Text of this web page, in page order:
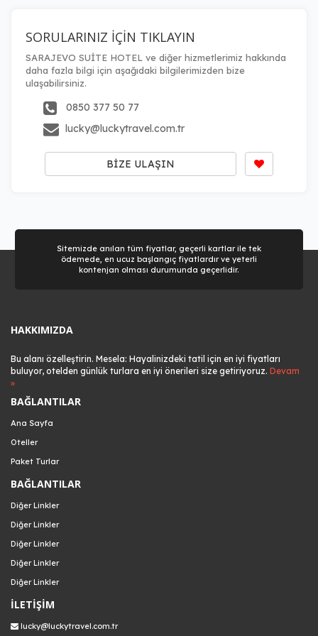
Tercihleri Kaydet
SORULARINIZ İÇİN TIKLAYIN
SARAJEVO SUİTE HOTEL ve diğer hizmetlerimiz hakkında
daha fazla bilgi için aşağıdaki bilgilerimizden bize
ulaşabilirsiniz.
0850 377 50 77
lucky@luckytravel.com.tr
BİZE ULAŞIN
Sitemizde anılan tüm fiyatlar, geçerli kartlar ile tek
ödemede, en ucuz başlangıç fiyatlardır ve yeterli
kontenjan olması durumunda geçerlidir.
HAKKIMIZDA
Bu alanı özelleştirin. Mesela: Hayalinizdeki tatil için en iyi fiyatları
buluyor, otelden günlük turlara en iyi önerileri size getiriyoruz. Devam
»
BAĞLANTILAR
Ana Sayfa
Oteller
Paket Turlar
BAĞLANTILAR
Diğer Linkler
Diğer Linkler
Diğer Linkler
Diğer Linkler
Diğer Linkler
İLETİŞİM
lucky@luckytravel.com.tr